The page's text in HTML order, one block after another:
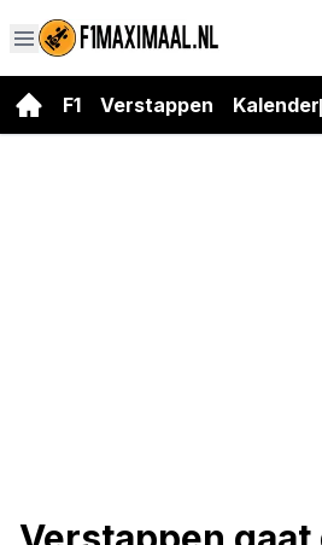
F1 Verstappen Kalender